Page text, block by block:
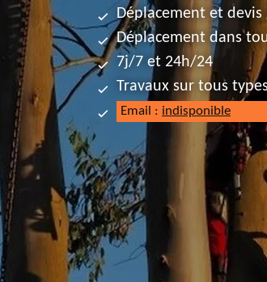
Déplacement et
Déplacement dans
7j/7 et 24h/24
Travaux sur tous
Email : indisponible